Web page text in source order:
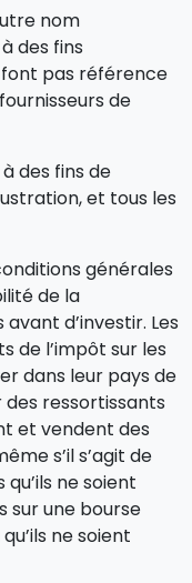
nom
des fins
pas référence
de
des fins de
et tous les
générales
de la
d’investir. Les
de l’impôt sur les
dans leur pays de
des ressortissants
et vendent des
s’il s’agit de
ne soient
sur une bourse
ne soient